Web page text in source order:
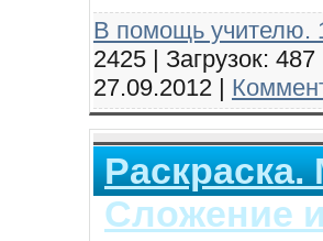
В помощь учителю.
2425 | Загрузок:
27.09.2012
Раскраска.
Сложение